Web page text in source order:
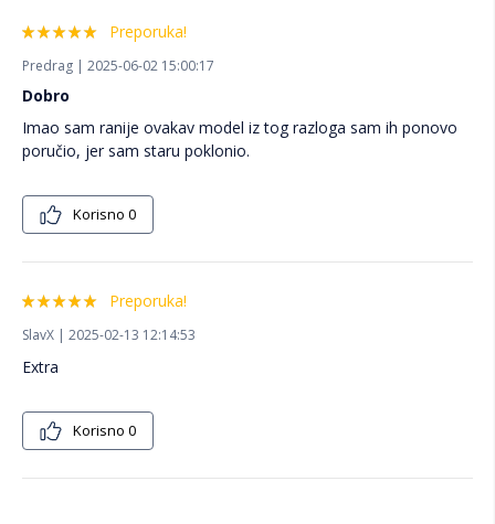
Preporuka!
Predrag | 2025-06-02 15:00:17
Dobro
Imao sam ranije ovakav model iz tog razloga sam ih ponovo
poručio, jer sam staru poklonio.
Korisno 0
Preporuka!
SlavX | 2025-02-13 12:14:53
Extra
Korisno 0